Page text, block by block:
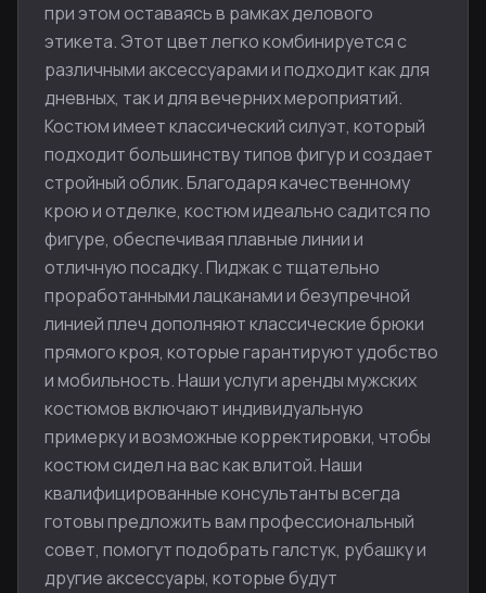
при этом оставаясь в рамках делового
этикета. Этот цвет легко комбинируется с
различными аксессуарами и подходит как для
дневных, так и для вечерних мероприятий.
Костюм имеет классический силуэт, который
подходит большинству типов фигур и создает
стройный облик. Благодаря качественному
крою и отделке, костюм идеально садится по
фигуре, обеспечивая плавные линии и
отличную посадку. Пиджак с тщательно
проработанными лацканами и безупречной
линией плеч дополняют классические брюки
прямого кроя, которые гарантируют удобство
и мобильность. Наши услуги аренды мужских
костюмов включают индивидуальную
примерку и возможные корректировки, чтобы
костюм сидел на вас как влитой. Наши
квалифицированные консультанты всегда
готовы предложить вам профессиональный
совет, помогут подобрать галстук, рубашку и
другие аксессуары, которые будут